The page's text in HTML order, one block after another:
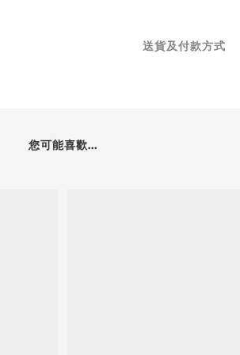
送貨及付款方式
您可能喜歡...